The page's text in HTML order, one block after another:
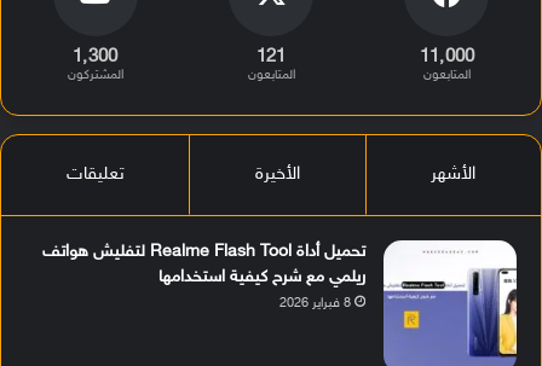
11٬000
المتابعون
121
المتابعون
1٬300
المشتركون
الأشهر الأخيرة تعليقات
تحميل أداة Realme Flash Tool لتفليش هواتف
ريلمي مع شرح كيفية استخدامها
8 فبراير 2026